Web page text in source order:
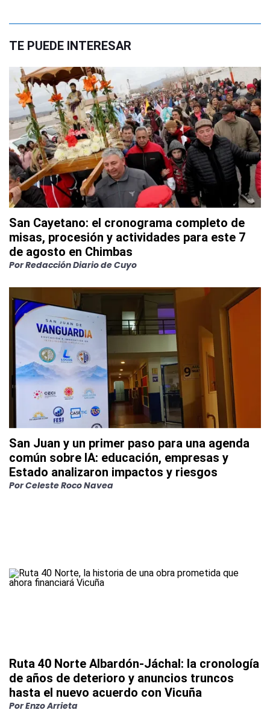
TE PUEDE INTERESAR
San Cayetano: el cronograma completo de
misas, procesión y actividades para este 7
de agosto en Chimbas
PorRedacción Diario de Cuyo
San Juan y un primer paso para una agenda
común sobre IA: educación, empresas y
Estado analizaron impactos y riesgos
PorCeleste Roco Navea
Ruta 40 Norte Albardón-Jáchal: la cronología
de años de deterioro y anuncios truncos
hasta el nuevo acuerdo con Vicuña
PorEnzo Arrieta